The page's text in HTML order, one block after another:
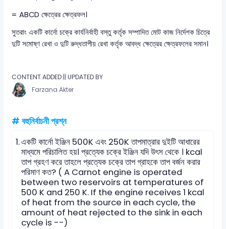
= ABCD ক্ষেত্রের ক্ষেত্রফল।
সুতরাং একটি কার্নো চক্রে কার্যনির্বাহী বস্তু কর্তৃক সম্পাদিত মোট কাজ নির্দেশক চিত্রে
দুটি সমোষ্ণ রেখা ও দুটি রুদ্ধতাপীয় রেখা কর্তৃক আবদ্ধ ক্ষেত্রের ক্ষেত্রফলের সমান।
CONTENT ADDED || UPDATED BY
Farzana Akter
# বহুনির্বাচনী প্রশ্ন
1.একটি কার্নো ইঞ্জিন 500K এবং 250K তাপমাত্রার দুইটি আধারের
মাধ্যমে পরিচালিত হয়। প্রত্যেক চক্রে ইঞ্জিন যদি উৎস থেকে । kcal
তাপ গ্রহণ করে তাহলে প্রত্যেক চক্রে তাপ গ্রাহকে তাপ বর্জন করার
পরিমাণ কত? ( A Carnot engine is operated
between two reservoirs at temperatures of
500 K and 250 K. If the engine receives 1 kcal
of heat from the source in each cycle, the
amount of heat rejected to the sink in each
cycle is --)